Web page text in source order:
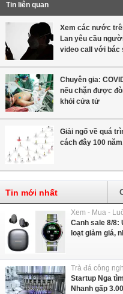
Tin liên quan
Xem các nước
Lan yêu cầu
video call với bác
Chuyên gia:
nếu chặn được
khỏi cửa tử
Giải ngố về quá
cách đây 100
Tin mới nhất
Xem - Mua -
Canh sale 8/8:
loạt giảm giá,
Trà đá công
Startup Nga
Nhanh gấp